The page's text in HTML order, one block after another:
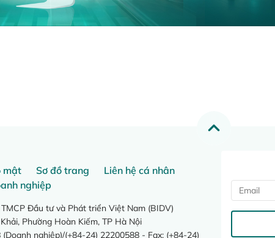
mật Sơ đồ trang
Liên hệ cá nhân
nghiệp
Đầu tư và Phát triển Việt Nam (BIDV)
Phường Hoàn Kiếm, TP Hà Nội
nghiệp)/(+84-24) 22200588 - Fax: (+84-24)